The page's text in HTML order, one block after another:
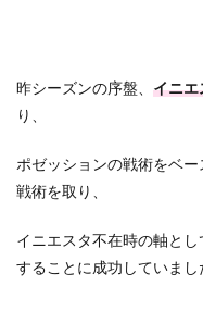
昨シーズンの序盤、 イニエ
り、
ポゼッションの戦術をベ
戦術を取り、
イニエスタ不在時の軸とし
することに成功していまし